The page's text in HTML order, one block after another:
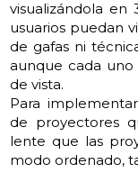
visualizándola
usuarios puedan
de gafas ni
aunque cada
de vista.
Para
de proyectores
lente que las
modo ordenado,